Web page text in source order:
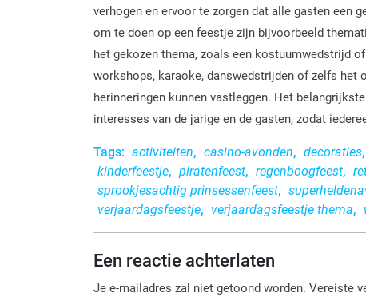
verhogen en ervoor te zorgen dat alle gasten een
om te doen op een feestje zijn bijvoorbeeld
het gekozen thema, zoals een kostuumwedstrijd
workshops, karaoke, danswedstrijden of zelfs het
herinneringen kunnen vastleggen. Het
interesses van de jarige en de gasten, zodat
Tags: activiteiten, casino-avonden, decoraties,
kinderfeestje, piratenfeest, regenboogfeest,
sprookjesachtig prinsessenfeest,
verjaardagsfeestje, verjaardagsfeestje thema,
Een reactie achterlaten
Je e-mailadres zal niet getoond worden. Vereiste